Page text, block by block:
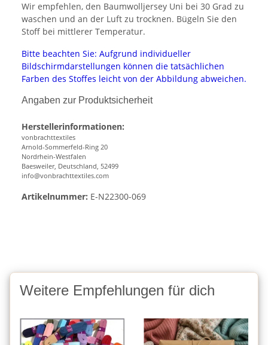
Wir empfehlen, den Baumwolljersey Uni bei 30 Grad zu
waschen und an der Luft zu trocknen. Bügeln Sie den
Stoff bei mittlerer Temperatur.
Bitte beachten Sie: Aufgrund individueller
Bildschirmdarstellungen können die tatsächlichen
Farben des Stoffes leicht von der Abbildung abweichen.
Angaben zur Produktsicherheit
Herstellerinformationen:
vonbrachttextiles
Arnold-Sommerfeld-Ring 20
Nordrhein-Westfalen
Baesweiler, Deutschland, 52499
info@vonbrachttextiles.com
Artikelnummer: E-N22300-069
Weitere Empfehlungen für dich